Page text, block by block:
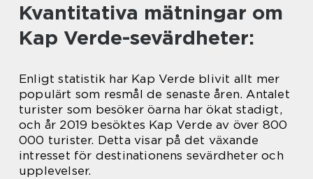
Kvantitativa mätningar om
Kap Verde-sevärdheter:
Enligt statistik har Kap Verde blivit allt mer
populärt som resmål de senaste åren. Antalet
turister som besöker öarna har ökat stadigt,
och år 2019 besöktes Kap Verde av över 800
000 turister. Detta visar på det växande
intresset för destinationens sevärdheter och
upplevelser.